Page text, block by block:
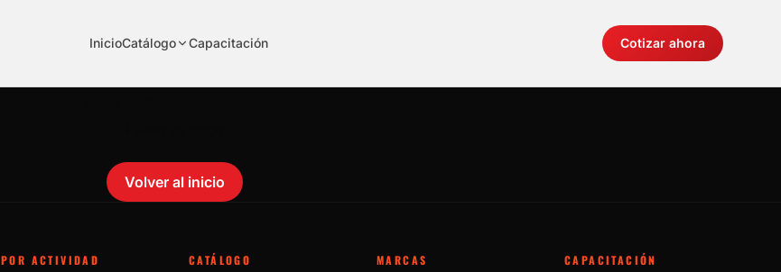
InicioCatálogo Capacitación Cotizar ahora
Volver al inicio
POR ACTIVIDAD
CATÁLOGO
MARCAS
CAPACITACIÓN